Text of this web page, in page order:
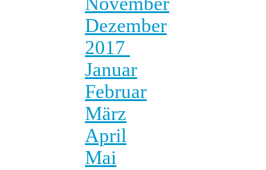
Dezember
2017
Januar
Februar
März
April
Mai